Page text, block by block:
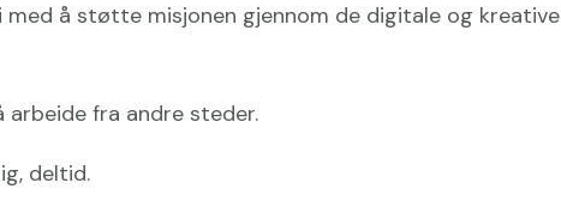
med å støtte misjonen gjennom de digitale og kreative
arbeide fra andre steder.
deltid.